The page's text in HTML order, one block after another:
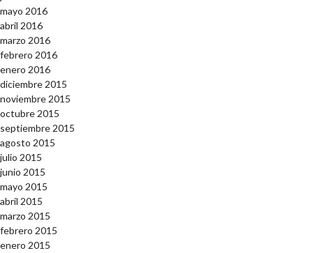
mayo 2016
abril 2016
marzo 2016
febrero 2016
enero 2016
diciembre 2015
noviembre 2015
octubre 2015
septiembre 2015
agosto 2015
julio 2015
junio 2015
mayo 2015
abril 2015
marzo 2015
febrero 2015
enero 2015